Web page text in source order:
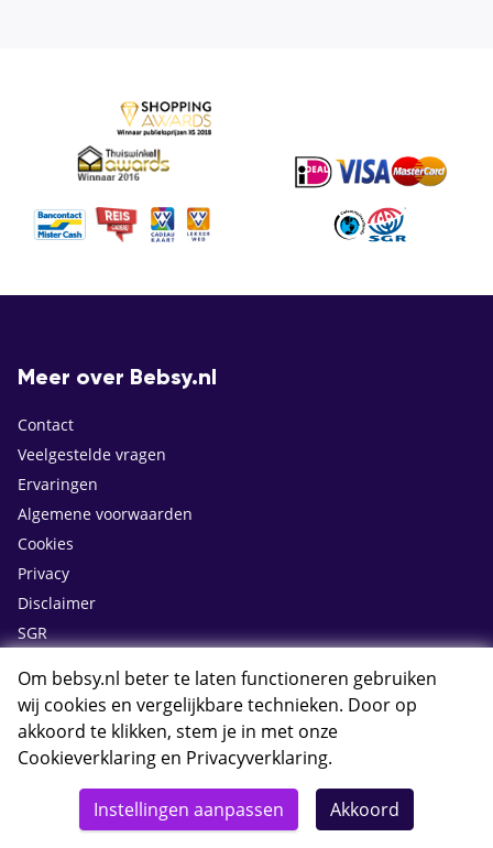
Meer over Bebsy.nl
Contact
Veelgestelde vragen
Ervaringen
Algemene voorwaarden
Cookies
Privacy
Disclaimer
SGR
Vacatures
Bagageregels
Online inchecken
Groepsaanvraag voor vakanties
Om bebsy.nl beter te laten functioneren gebruiken
wij cookies en vergelijkbare technieken. Door op
akkoord te klikken, stem je in met onze
Cookieverklaring en Privacyverklaring.
Instellingen aanpassen Akkoord